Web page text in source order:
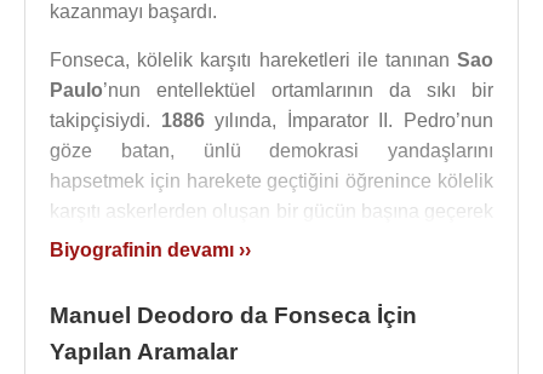
kazanmayı başardı.
Fonseca, kölelik karşıtı hareketleri ile tanınan Sao
Paulo’nun entellektüel ortamlarının da sıkı bir
takipçisiydi. 1886yılında, İmparator II. Pedro’nun
göze batan, ünlü demokrasi yandaşlarını
hapsetmek için harekete geçtiğini öğrenince kölelik
karşıtı askerlerden oluşan bir gücün başına geçerek
imparatoru devirmek için harekete geçti. Hareketin
rejimini yıkan Fonseca, yapılan seçimler
’nin ilk başkanı
seçildi ve de eski imparatorluk sarayının bulunduğu
Biyografinin devamı ››
Manuel Deodoro da Fonseca İçin
Yapılan Aramalar